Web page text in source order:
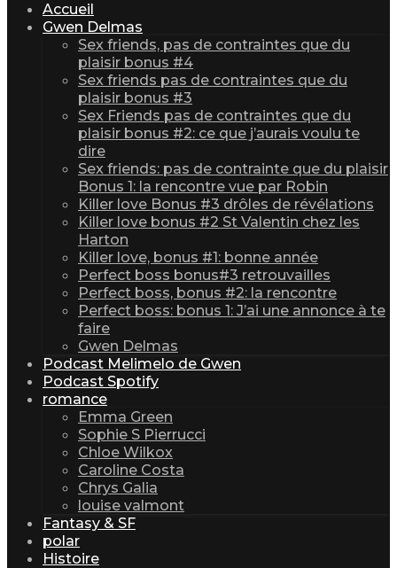
Accueil
Gwen Delmas
Sex friends, pas de contraintes que du
plaisir bonus #4
Sex friends pas de contraintes que du
plaisir bonus #3
Sex Friends pas de contraintes que du
plaisir bonus #2: ce que j’aurais voulu te
dire
Sex friends: pas de contrainte que du plaisir
Bonus 1: la rencontre vue par Robin
Killer love Bonus #3 drôles de révélations
Killer love bonus #2 St Valentin chez les
Harton
Killer love, bonus #1: bonne année
Perfect boss bonus#3 retrouvailles
Perfect boss, bonus #2: la rencontre
Perfect boss: bonus 1: J’ai une annonce à te
faire
Gwen Delmas
Podcast Melimelo de Gwen
Podcast Spotify
romance
Emma Green
Sophie S Pierrucci
Chloe Wilkox
Caroline Costa
Chrys Galia
louise valmont
Fantasy & SF
polar
Histoire